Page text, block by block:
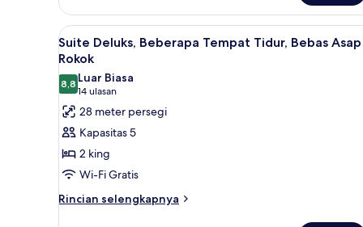
1
Tempat
Tidur
King,
Bebas
Asap
Rokok
Lihat
semua
foto
untuk
Suite
Deluks,
Beberapa
Tempat
Tidur,
Bebas
Suite Deluks, Beberapa
5
Suite Deluks, Beberapa Tempat Tidur, Bebas Asap
Rokok
8,88,8 dari 10
Luar Biasa
14 ulasan
(14
ulasan)
28 meter persegi
Kapasitas 5
2 king
Wi-Fi Gratis
Rincian selengkapnya
Rincian